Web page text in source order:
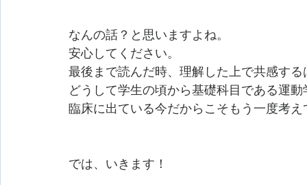
なんの話？と思いますよね。
安心してください。
最後まで読んだ時、理解した上で共感する
どうして学生の頃から基礎科目である運
臨床に出ている今だからこそもう一度考
では、いきます！